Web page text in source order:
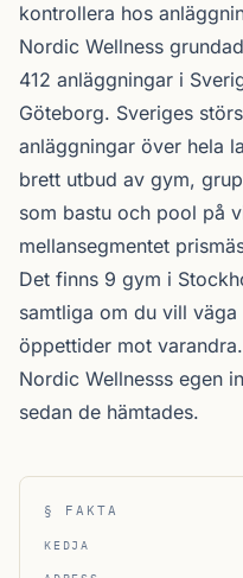
kontrollera hos
Nordic Wellness
412 anläggningar i
Göteborg. Sveriges
anläggningar över hela
brett utbud av gym,
som bastu och pool på
mellansegmentet
Det finns 9 gym i
samtliga om du vill
öppettider mot
Nordic Wellnesss egen
sedan de hämtades.
§ FAKTA
KEDJA